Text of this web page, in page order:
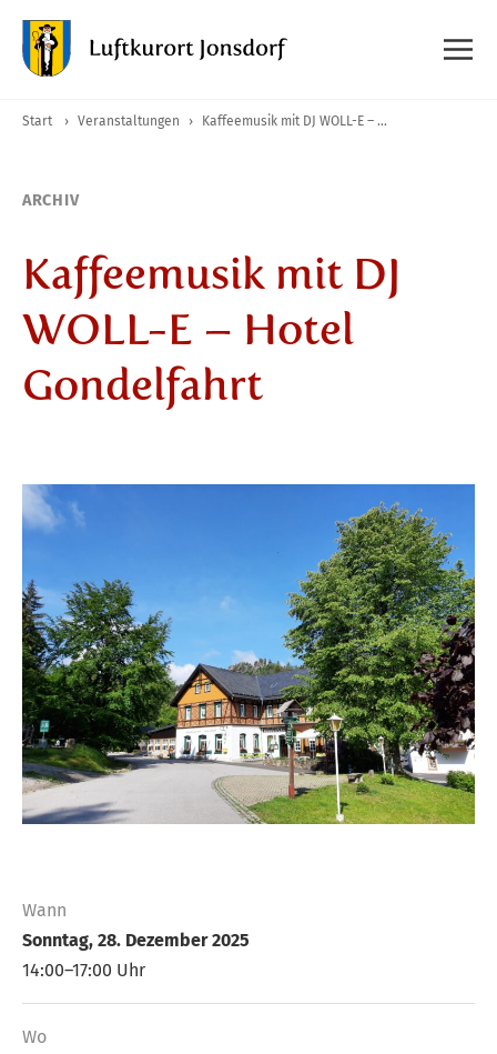
Start › Veranstaltungen › Kaffeemusik mit DJ WOLL-E – Hotel Gondelfahrt
ARCHIV
Kaffeemusik mit DJ
WOLL-E – Hotel
Gondelfahrt
Wann
Sonntag, 28. Dezember 2025
14:00–17:00 Uhr
Wo